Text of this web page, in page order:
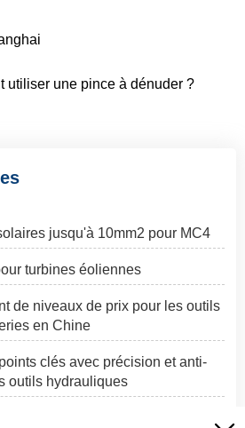
utiliser une pince à dénuder ?
jusqu'à 10mm2 pour MC4
turbines éoliennes
de niveaux de prix pour les outils
en Chine
clés avec précision et anti-
outils hydrauliques